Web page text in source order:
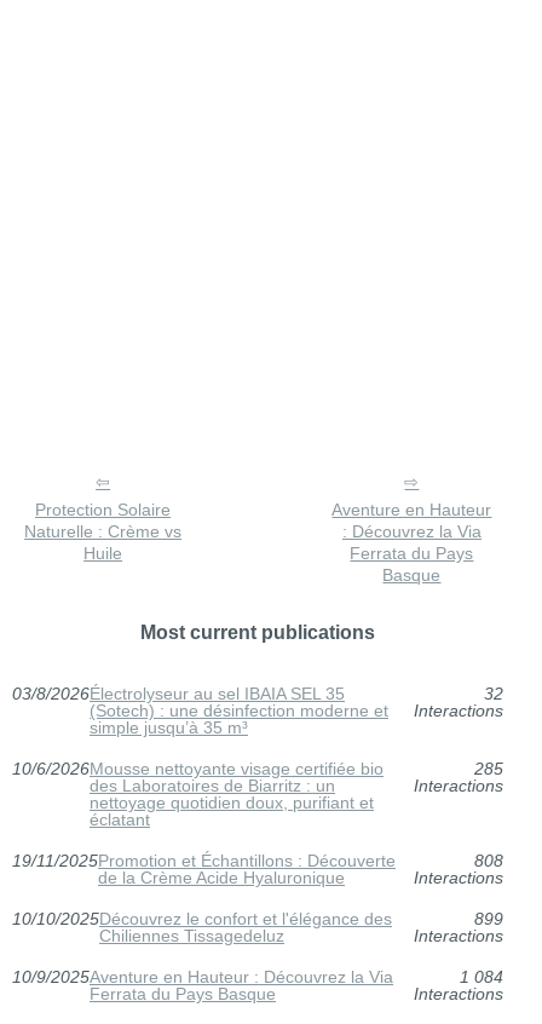
Protection Solaire
Naturelle : Crème vs
Huile
Aventure en Hauteur
: Découvrez la Via
Ferrata du Pays
Basque
Most current publications
03/8/2026Électrolyseur au sel IBAIA SEL 35
(Sotech) : une désinfection moderne et
simple jusqu’à 35 m³
32
Interactions
10/6/2026Mousse nettoyante visage certifiée bio
des Laboratoires de Biarritz : un
nettoyage quotidien doux, purifiant et
éclatant
285
Interactions
19/11/2025Promotion et Échantillons : Découverte
de la Crème Acide Hyaluronique
808
Interactions
10/10/2025Découvrez le confort et l'élégance des
Chiliennes Tissagedeluz
899
Interactions
10/9/2025Aventure en Hauteur : Découvrez la Via
Ferrata du Pays Basque
1 084
Interactions